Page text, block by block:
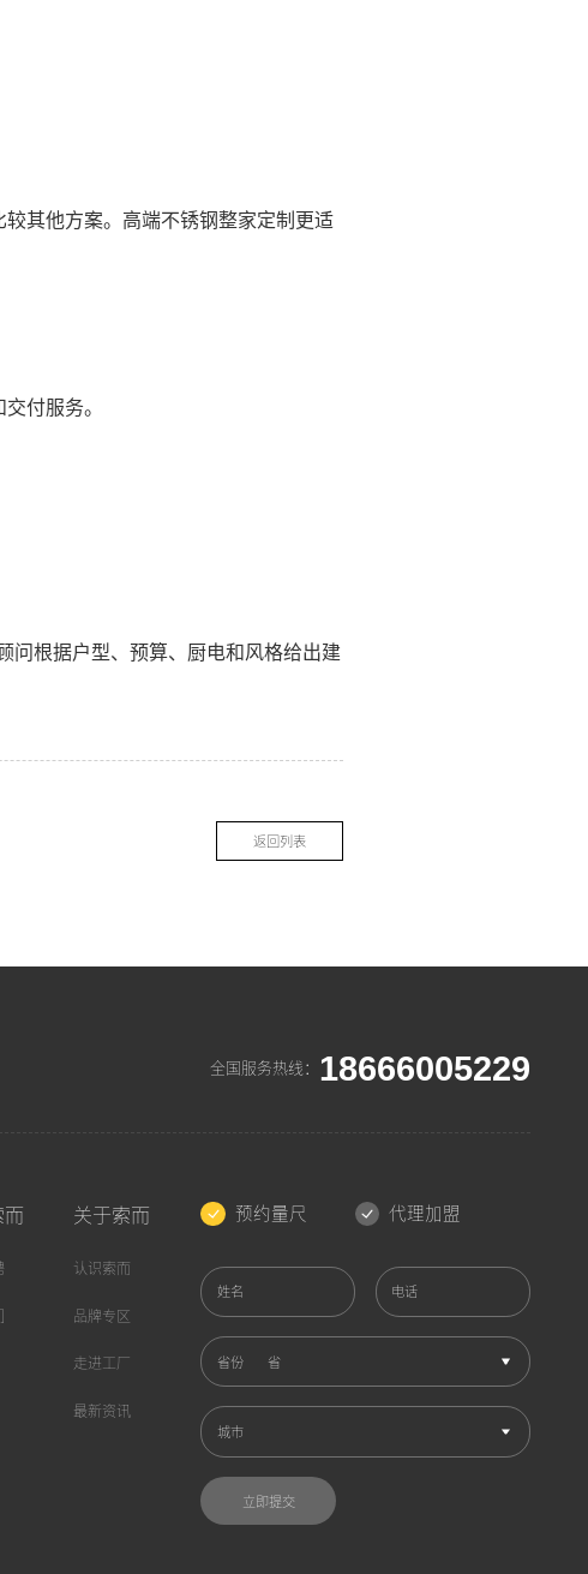
其他方案。高端不锈钢整家定制更适
付服务。
问根据户型、预算、厨电和风格给出建
返回列表
全国服务热线： 18666005229
而 关于索而
认识索而
品牌专区
走进工厂
最新资讯
预约量尺 代理加盟
姓名 电话
省份
城市
立即提交